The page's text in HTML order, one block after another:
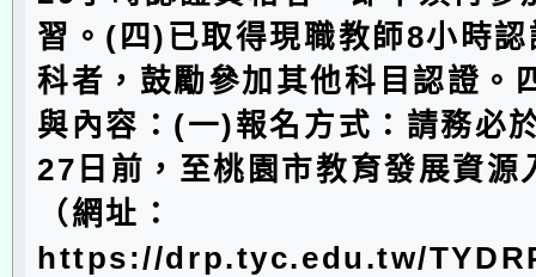
習。(四)已取得現職教師8小時
科者，鼓勵參加其他科目認證。
與內容：(一)報名方式：請務必
27日前，至桃園市教育發展資源
（網址：
https://drp.tyc.edu.tw/